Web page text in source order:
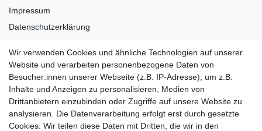
Impressum
Datenschutzerklärung
Versandkosten
Barrierefreiheit
Anleitungen
Vertrag widerrufen
Wir verwenden Cookies und ähnliche Technologien auf unserer
Website und verarbeiten personenbezogene Daten von
Besucher:innen unserer Webseite (z.B. IP-Adresse), um z.B.
Inhalte und Anzeigen zu personalisieren, Medien von
Drittanbietern einzubinden oder Zugriffe auf unsere Website zu
analysieren. Die Datenverarbeitung erfolgt erst durch gesetzte
Cookies. Wir teilen diese Daten mit Dritten, die wir in den